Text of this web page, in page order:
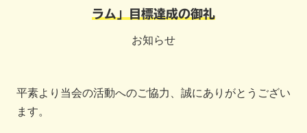
ラム」目標達成の御礼
お知らせ
平素より当会の活動へのご協力、誠にありがとうござい
ます。